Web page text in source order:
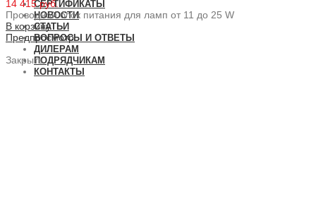
СЕРТИФИКАТЫ
НОВОСТИ
СТАТЬИ
ВОПРОСЫ И ОТВЕТЫ
ДИЛЕРАМ
ПОДРЯДЧИКАМ
КОНТАКТЫ
14 415 руб.
Проводной блок питания для ламп от 11 до 25 W
В корзину
Предпросмотр
Закрыть